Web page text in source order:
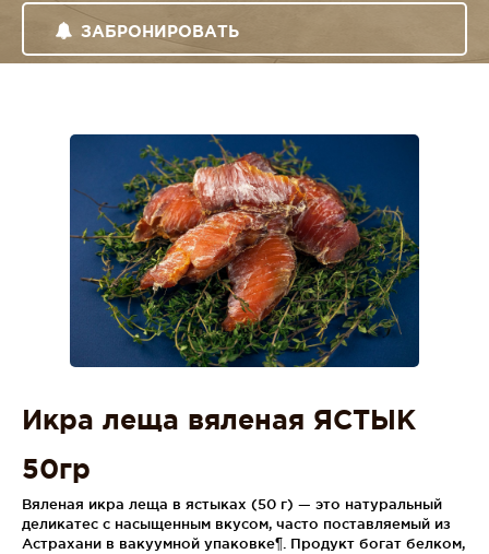
ЗАБРОНИРОВАТЬ
Икра леща вяленая ЯСТЫК
50гр
Вяленая икра леща в ястыках (50 г) — это натуральный
деликатес с насыщенным вкусом, часто поставляемый из
Астрахани в вакуумной упаковке¶. Продукт богат белком,